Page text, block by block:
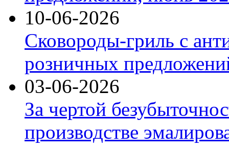
10-06-2026
Сковороды-гриль с
розничных
03-06-2026
За чертой
производстве